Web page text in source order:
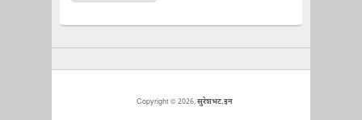
Copyright © 2026,सुरेशभट.इन